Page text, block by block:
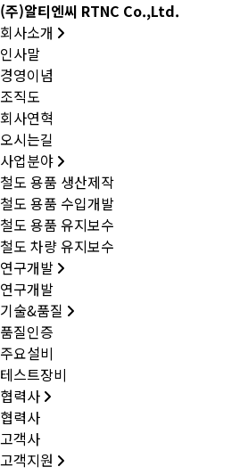
(주)알티엔씨 RTNC Co.,Ltd.
회사소개
인사말
경영이념
조직도
회사연혁
오시는길
사업분야
철도 용품 생산제작
철도 용품 수입개발
철도 용품 유지보수
철도 차량 유지보수
연구개발
연구개발
기술&품질
품질인증
주요설비
테스트장비
협력사
협력사
고객사
고객지원